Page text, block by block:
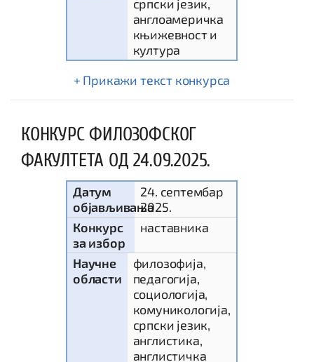
српски језик,
aнглоамеричка
књижевност и
култура
текст конкурса
КОНКУРС ФИЛОЗОФСКОГ
ФАКУЛТЕТА ОД 24.09.2025.
Датум
објављивања
24. септембар
2025.
Конкурс
за избор
наставника
Научне
области
филозофија,
педагогија,
социологија,
комуникологија,
српски језик,
англистика,
англистичка